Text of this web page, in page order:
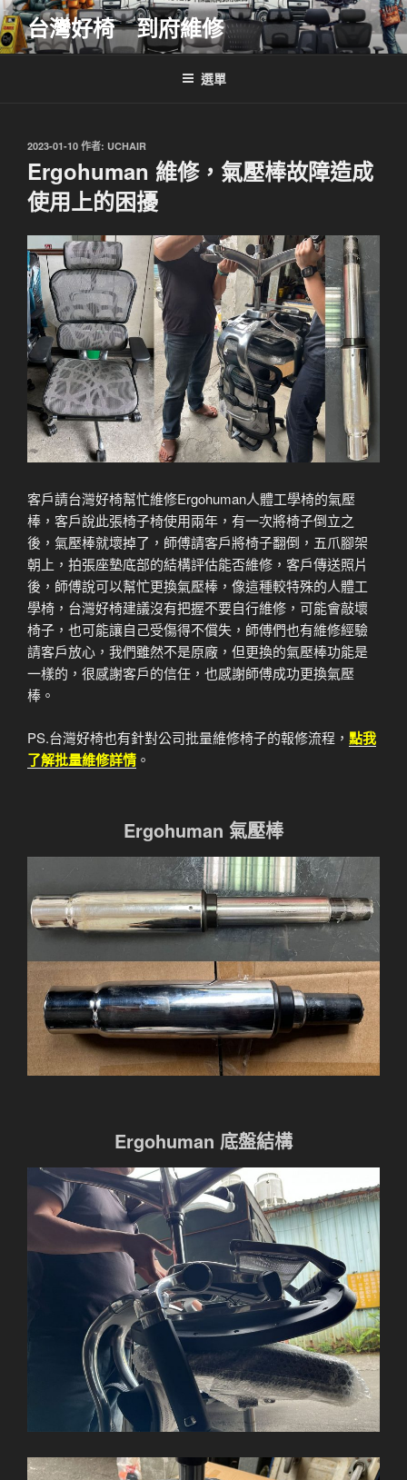
跳
至
主
台灣好椅 到府維修
選單
發
佈
於
2023-01-10 作者: UCHAIR
Ergohuman 維修，氣壓棒故障造成
使用上的困擾
客戶請台灣好椅幫忙維修Ergohuman人體工學椅的氣壓
棒，客戶說此張椅子椅使用兩年，有一次將椅子倒立之
後，氣壓棒就壞掉了，師傅請客戶將椅子翻倒，五爪腳架
朝上，拍張座墊底部的結構評估能否維修，客戶傳送照片
後，師傅說可以幫忙更換氣壓棒，像這種較特殊的人體工
學椅，台灣好椅建議沒有把握不要自行維修，可能會敲壞
椅子，也可能讓自己受傷得不償失，師傅們也有維修經驗
請客戶放心，我們雖然不是原廠，但更換的氣壓棒功能是
一樣的，很感謝客戶的信任，也感謝師傅成功更換氣壓
棒。
PS.台灣好椅也有針對公司批量維修椅子的報修流程， 點我
了解批量維修詳情 。
Ergohuman 氣壓棒
Ergohuman 底盤結構